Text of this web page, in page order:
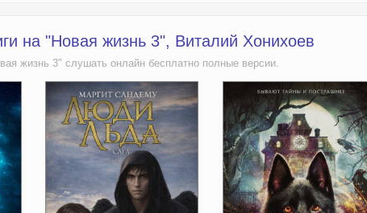
на "Новая жизнь 3", Виталий Хонихоев
жизнь 3" слушать онлайн бесплатно полные версии.